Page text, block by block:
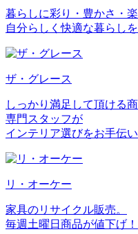
暮らしに彩り・豊かさ・
自分らしく快適な暮らし
ザ・グレース
しっかり満足して頂ける
専門スタッフが
インテリア選びをお手伝い
リ・オーケー
家具のリサイクル販売。
毎週土曜日商品が値下げ！